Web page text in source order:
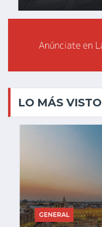
LO MÁS VISTO
GENERAL